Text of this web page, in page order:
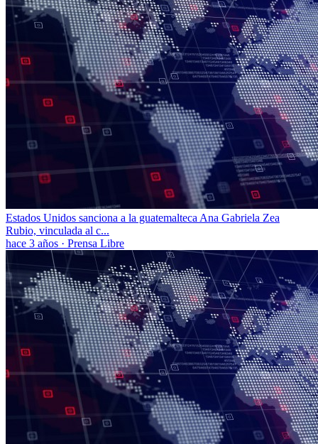
Estados Unidos sanciona a la guatemalteca Ana Gabriela Zea
Rubio, vinculada al c...
hace 3 años · Prensa Libre